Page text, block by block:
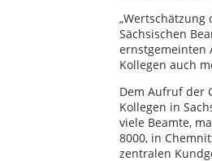
„Wertschätzung
Sächsischen
ernstgemeinten
Kollegen auch
Dem Aufruf der
Kollegen in
viele Beamte,
8000, in
zentralen